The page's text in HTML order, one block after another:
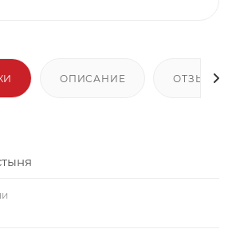
ОПИСАНИЕ ОТЗЫВЫ